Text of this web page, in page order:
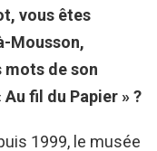
vous êtes
Mousson,
mots de son
fil du Papier » ?
1999, le musée